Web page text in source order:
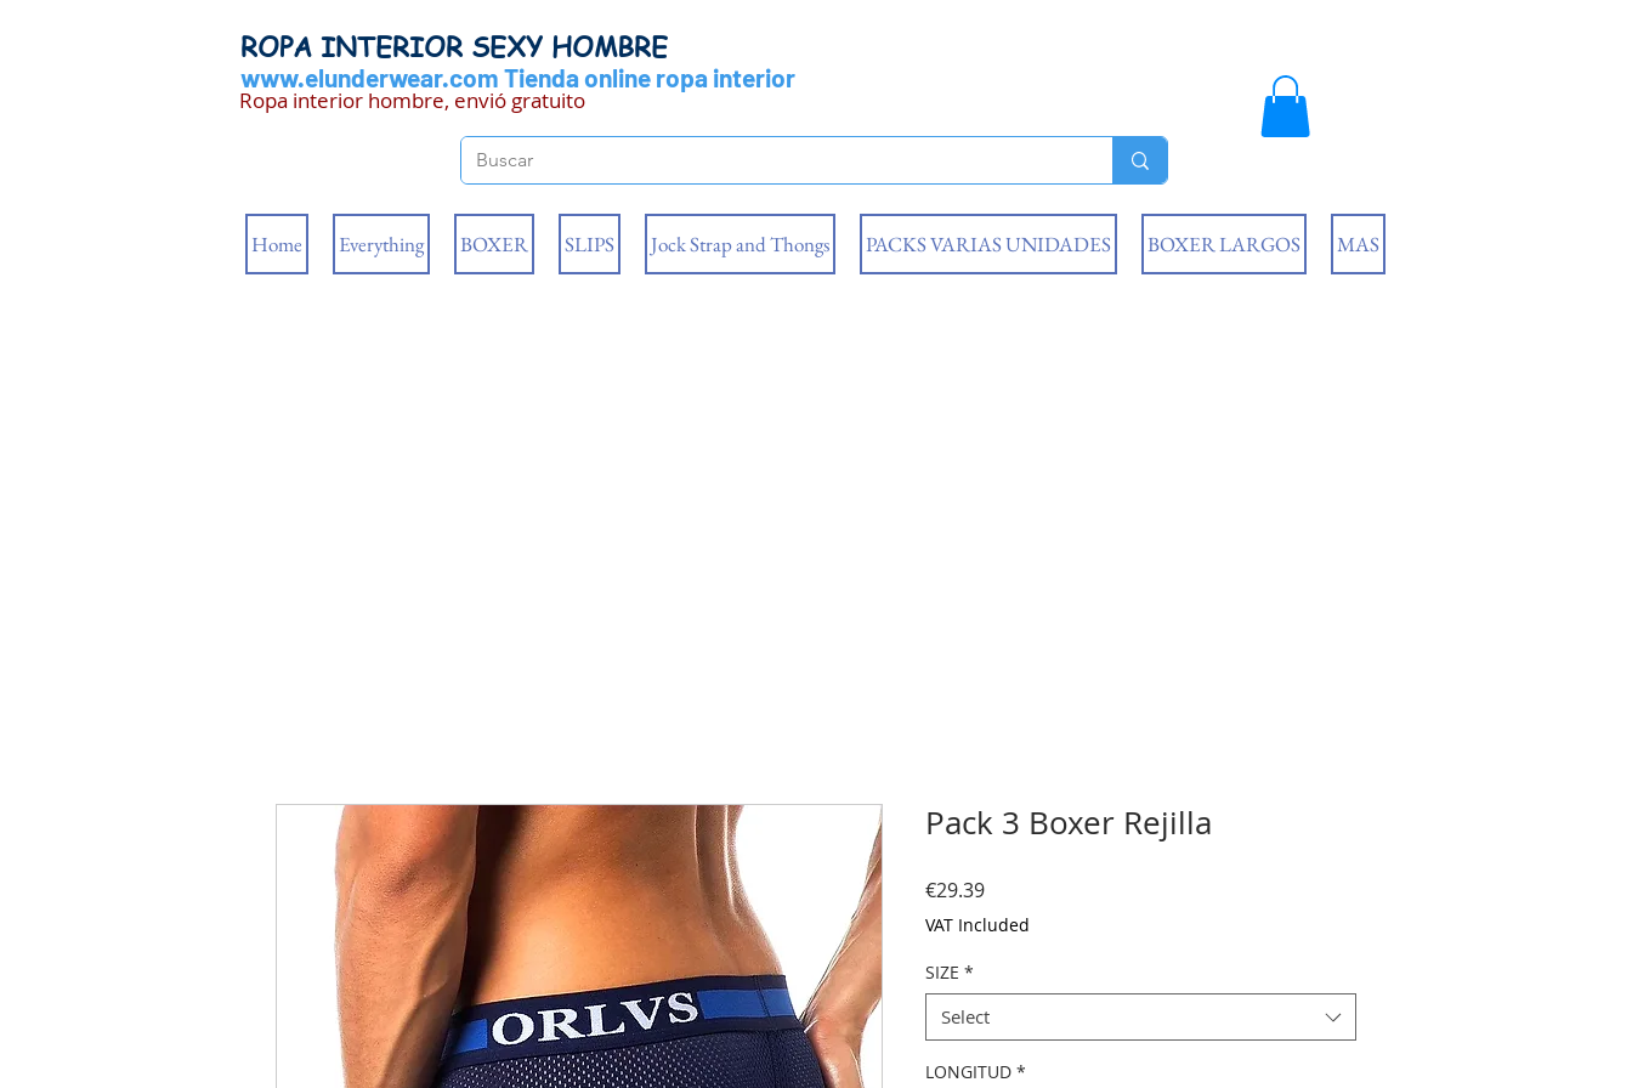
ROPA INTERIOR SEXY HOMBRE
www.elunderwear.com Tienda online ropa interior
Ropa interior hombre, envió gratuito
Home Everything BOXER SLIPS Jock Strap and Thongs PACKS VARIAS UNIDADES BOXER LARGOS MAS
Pack 3 Boxer Rejilla
€29.39Price
VAT Included
SIZE *
Select
LONGITUD *